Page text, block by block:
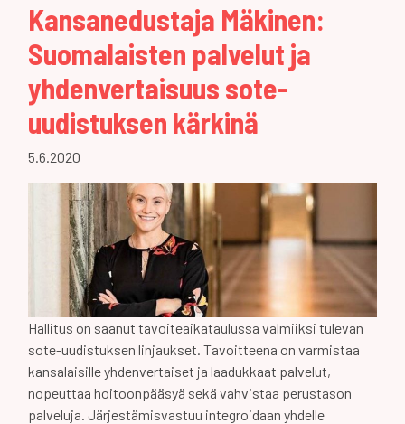
Kansanedustaja Mäkinen:
Suomalaisten palvelut ja
yhdenvertaisuus sote-
uudistuksen kärkinä
5.6.2020
Hallitus on saanut tavoiteaikataulussa valmiiksi tulevan
sote-uudistuksen linjaukset. Tavoitteena on varmistaa
kansalaisille yhdenvertaiset ja laadukkaat palvelut,
nopeuttaa hoitoonpääsyä sekä vahvistaa perustason
palveluja. Järjestämisvastuu integroidaan yhdelle